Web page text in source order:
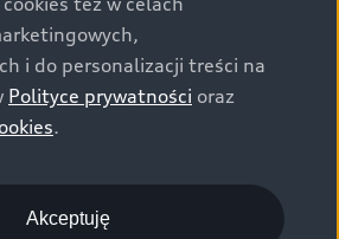
obecnie samochody marki Audi
spełniających pod
odzysku i recyklingu wymagania
ISO 22628 i są zgodne z
homologacji wydanymi wg
zapewnienia wszystkim
marki Volkswagen sieci
i do personalizacji treści na
Polityce prywatności oraz
.
Akceptuję